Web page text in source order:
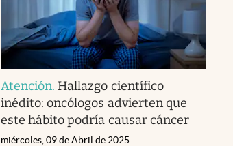
Atención. Hallazgo científico
inédito: oncólogos advierten que
este hábito podría causar cáncer
miércoles, 09 de Abril de 2025